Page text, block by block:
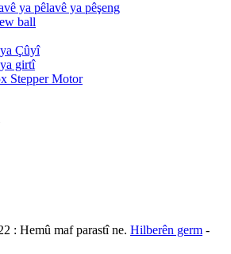
ya pêlavê ya pêşeng
ball
Çûyî
girtî
Stepper Motor
: Hemû maf parastî ne. Hilberên germ -